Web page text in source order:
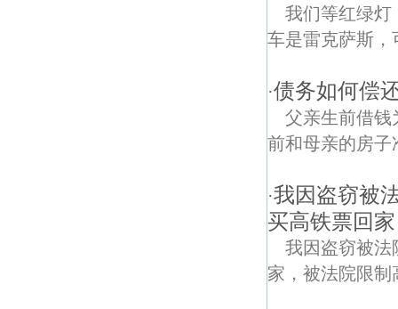
我们等红绿灯
车是雷克萨斯，
·债务如何偿
父亲生前借钱
前和母亲的房子
·我因盗窃被
买高铁票回
我因盗窃被法
家，被法院限